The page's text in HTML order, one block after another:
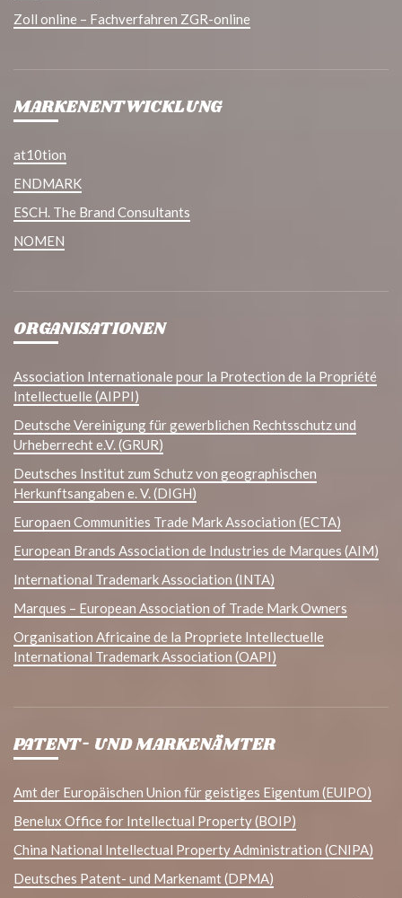
Zoll online – Fachverfahren ZGR-online
MARKENENTWICKLUNG
at10tion
ENDMARK
ESCH. The Brand Consultants
NOMEN
ORGANISATIONEN
Association Internationale pour la Protection de la Propriété
Intellectuelle (AIPPI)
Deutsche Vereinigung für gewerblichen Rechtsschutz und
Urheberrecht e.V. (GRUR)
Deutsches Institut zum Schutz von geographischen
Herkunftsangaben e. V. (DIGH)
Europaen Communities Trade Mark Association (ECTA)
European Brands Association de Industries de Marques (AIM)
International Trademark Association (INTA)
Marques – European Association of Trade Mark Owners
Organisation Africaine de la Propriete Intellectuelle
International Trademark Association (OAPI)
PATENT- UND MARKENÄMTER
Amt der Europäischen Union für geistiges Eigentum (EUIPO)
Benelux Office for Intellectual Property (BOIP)
China National Intellectual Property Administration (CNIPA)
Deutsches Patent- und Markenamt (DPMA)